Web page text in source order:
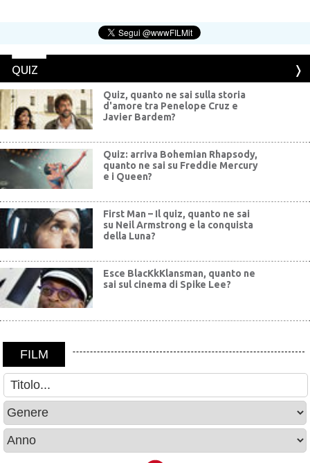
QUIZ
Quiz, quanto ne sai sulla storia
d'amore tra Penelope Cruz e
Javier Bardem?
Quiz: arriva Bohemian Rhapsody,
quanto ne sai su Freddie Mercury
e i Queen?
First Man – Il quiz, quanto ne sai
su Neil Armstrong e la conquista
della Luna?
Esce BlacKkKlansman, quanto ne
sai sul cinema di Spike Lee?